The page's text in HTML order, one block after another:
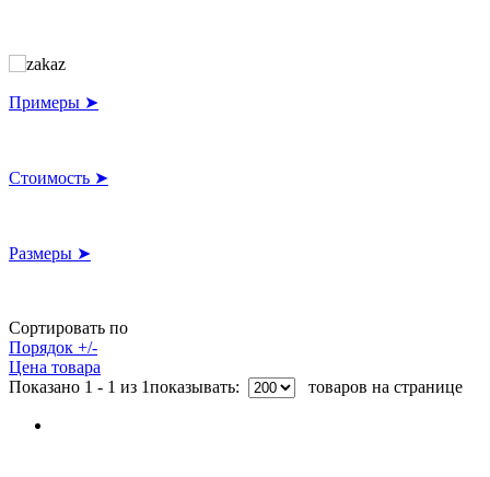
Примеры ➤
Стоимость ➤
Размеры ➤
Сортировать по
Порядок +/-
Цена товара
Показано 1 - 1 из 1показывать: товаров на странице